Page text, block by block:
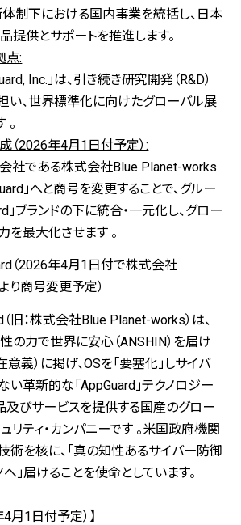
体制下における国内事業を統括し、日本
提供とサポートを推進します。
点:
Inc.」は、引き続き研究開発（R&D）
い、世界標準化に向けたグローバル展
。
（2026年4月1日付予定）:
社である株式会社Blue Planet-works
」へと商号を変更することで、グルー
」ブランドの下に統合・一元化し、グロー
を最大化させます 。
（2026年4月 1 日付で株式会社
より商号変更予定）
旧：株式会社Blue Planet-works）は、
の力で世界に安心（ANSHIN）を届け
意義）に掲げ、OSを「要塞化」しサイバ
い革新的な「AppGuard」テクノロジー
及びサービスを提供する国産のグロー
リティ・カンパニーです 。米国政府機関
術を核に、「真の知性あるサイバー防御
」届けることを使命としています。
月1日付予定）】